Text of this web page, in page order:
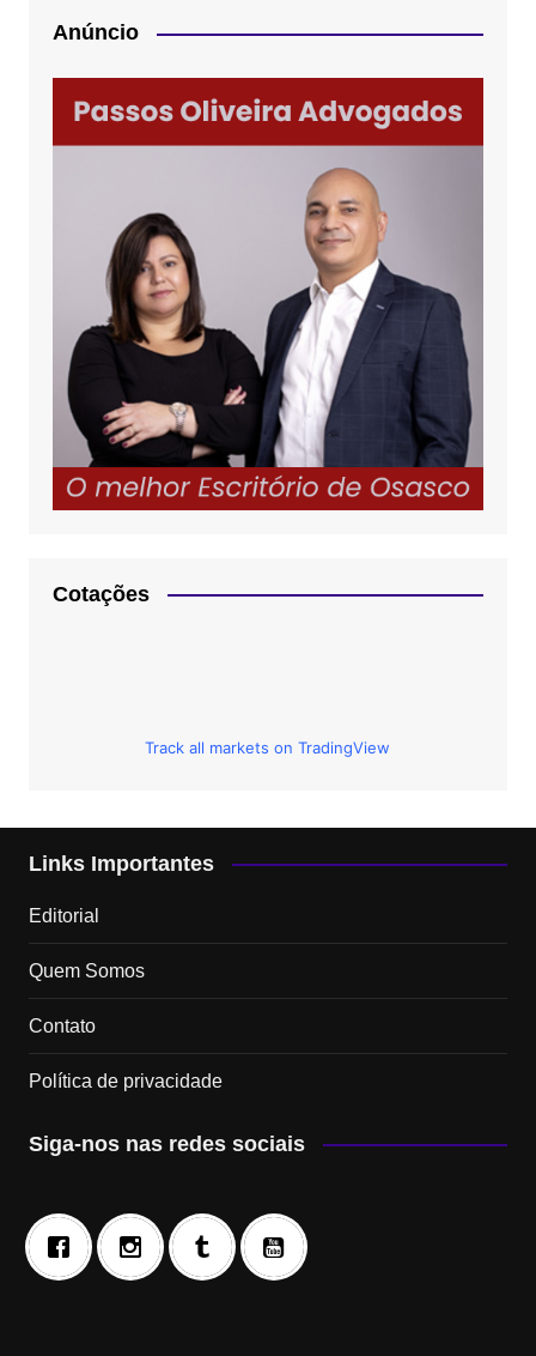
Anúncio
Cotações
Track all markets on TradingView
Links Importantes
Editorial
Quem Somos
Contato
Política de privacidade
Siga-nos nas redes sociais